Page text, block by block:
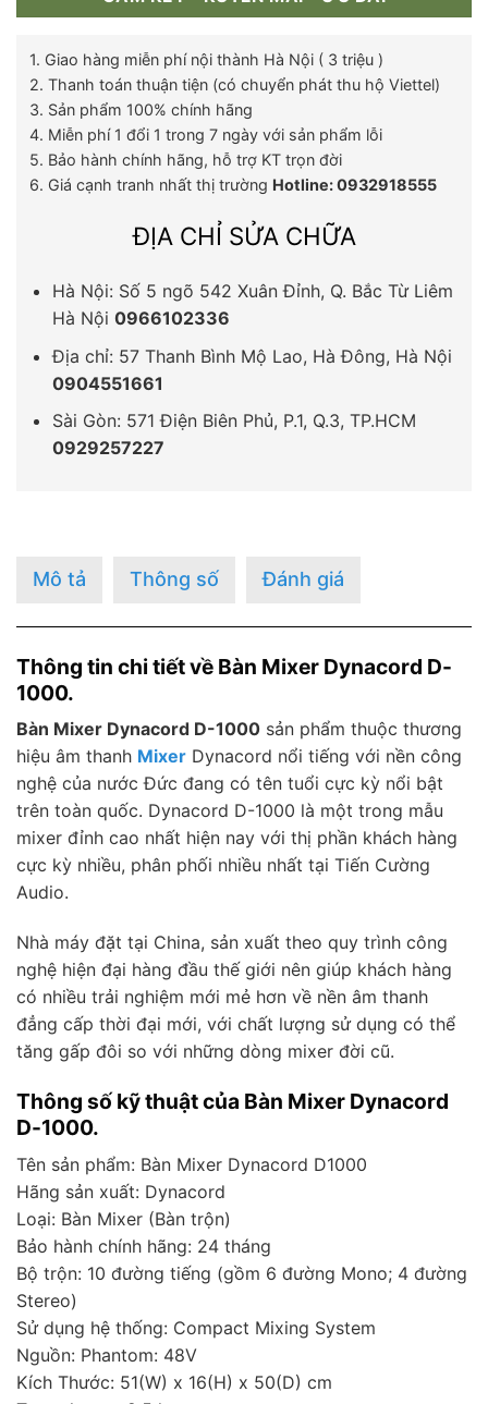
1. Giao hàng miễn phí nội thành Hà Nội ( 3 triệu )
2. Thanh toán thuận tiện (có chuyển phát thu hộ Viettel)
3. Sản phẩm 100% chính hãng
4. Miễn phí 1 đổi 1 trong 7 ngày với sản phẩm lỗi
5. Bảo hành chính hãng, hỗ trợ KT trọn đời
6. Giá cạnh tranh nhất thị trường Hotline: 0932918555
ĐỊA CHỈ SỬA CHỮA
Hà Nội: Số 5 ngõ 542 Xuân Đỉnh, Q. Bắc Từ Liêm
Hà Nội 0966102336
Địa chỉ: 57 Thanh Bình Mộ Lao, Hà Đông, Hà Nội
0904551661
Sài Gòn: 571 Điện Biên Phủ, P.1, Q.3, TP.HCM
0929257227
Mô tả Thông số Đánh giá
Thông tin chi tiết về Bàn Mixer Dynacord D-
1000.
Bàn Mixer Dynacord D-1000 sản phẩm thuộc thương
hiệu âm thanh Mixer Dynacord nổi tiếng với nền công
nghệ của nước Đức đang có tên tuổi cực kỳ nổi bật
trên toàn quốc. Dynacord D-1000 là một trong mẫu
mixer đỉnh cao nhất hiện nay với thị phần khách hàng
cực kỳ nhiều, phân phối nhiều nhất tại Tiến Cường
Audio.
Nhà máy đặt tại China, sản xuất theo quy trình công
nghệ hiện đại hàng đầu thế giới nên giúp khách hàng
có nhiều trải nghiệm mới mẻ hơn về nền âm thanh
đẳng cấp thời đại mới, với chất lượng sử dụng có thể
tăng gấp đôi so với những dòng mixer đời cũ.
Thông số kỹ thuật của Bàn Mixer Dynacord
D-1000.
Tên sản phẩm: Bàn Mixer Dynacord D1000
Hãng sản xuất: Dynacord
Loại: Bàn Mixer (Bàn trộn)
Bảo hành chính hãng: 24 tháng
Bộ trộn: 10 đường tiếng (gồm 6 đường Mono; 4 đường
Stereo)
Sử dụng hệ thống: Compact Mixing System
Nguồn: Phantom: 48V
Kích Thước: 51(W) x 16(H) x 50(D) cm